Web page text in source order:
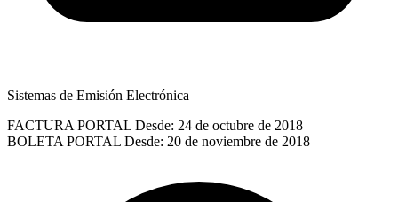
Sistemas de Emisión Electrónica
FACTURA PORTAL Desde: 24 de octubre de 2018
BOLETA PORTAL Desde: 20 de noviembre de 2018